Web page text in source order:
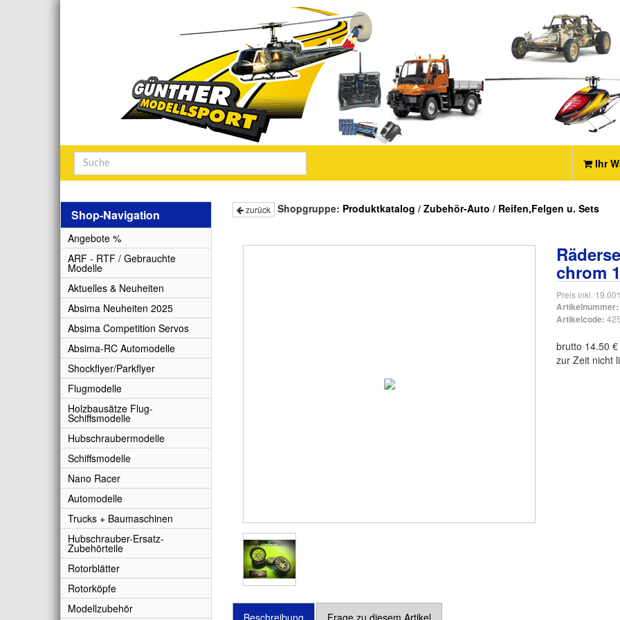
Ihr
zurück Shopgruppe: Produktkatalog / Zubehör-Auto / Reifen,Felgen u. Sets
chrom
Preis inkl.
Artikelnummer:
Artikelcode:
brutto 14.50 €
zur Zeit nicht
Shop-Navigation
Angebote %
ARF - RTF / Gebrauchte
Modelle
Aktuelles & Neuheiten
Absima Neuheiten 2025
Absima Competition Servos
Absima-RC Automodelle
Shockflyer/Parkflyer
Flugmodelle
Holzbausätze Flug-
Schiffsmodelle
Hubschraubermodelle
Schiffsmodelle
Nano Racer
Automodelle
Trucks + Baumaschinen
Hubschrauber-Ersatz-
Zubehörteile
Rotorblätter
Rotorköpfe
Modellzubehör